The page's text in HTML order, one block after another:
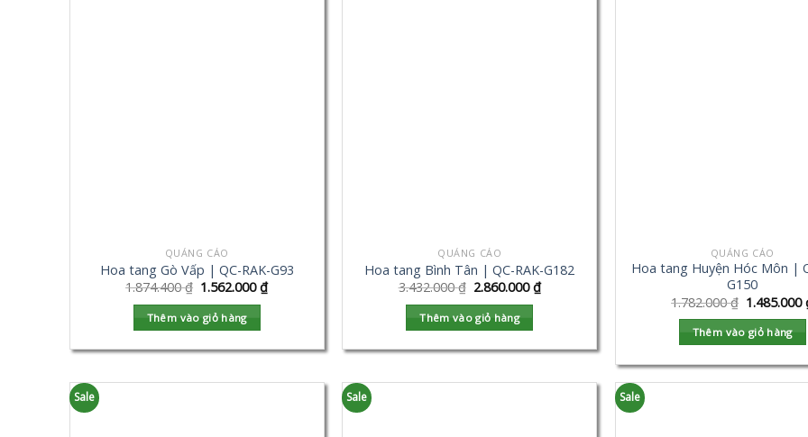
QUẢNG CÁO
Hoa tang Gò Vấp | QC-RAK-G93
1.874.400₫ 1.562.000₫
Thêm vào giỏ hàng
QUẢNG CÁO
Hoa tang Bình Tân | QC-RAK-G182
3.432.000₫ 2.860.000₫
Thêm vào giỏ hàng
QUẢNG CÁO
Hoa tang Huyện Hóc Môn |
G150
1.782.000₫ 1.485.000
Thêm vào giỏ hàng
Sale Sale Sale